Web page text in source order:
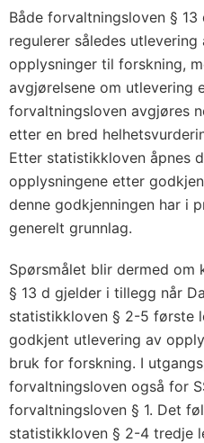
Både forvaltningsloven §
regulerer således
opplysninger til forskning,
avgjørelsene om utlevering
forvaltningsloven avgjøres
etter en bred
Etter statistikkloven åpnes
opplysningene etter
denne godkjenningen har i
generelt grunnlag.
Spørsmålet blir dermed om
§ 13 d gjelder i tillegg når
statistikkloven § 2-5 første
godkjent utlevering av
bruk for forskning. I
forvaltningsloven også for
forvaltningsloven § 1. Det
statistikkloven § 2-4 tredje